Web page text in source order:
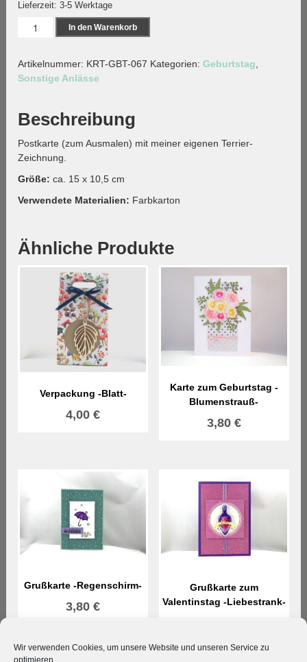
Wir verwenden Cookies, um unsere Website und unseren Service zu
optimieren.
Lieferzeit:3-5 Werktage
Postkarte
Terrier-
Menge
In den Warenkorb
Artikelnummer: KRT-GBT-067 Kategorien:Geburtstag
Sonstige Anlässe
Beschreibung
Postkarte (zum Ausmalen) mit meiner eigenen Terrier-
Zeichnung.
Größe: ca. 15 x 10,5 cm
Verwendete Materialien: Farbkarton
Ähnliche Produkte
Verpackung -Blatt-
4,00€
Karte zum Geburtstag -
Blumenstrauß-
3,80 €
Grußkarte -Regenschirm-
3,80€
Grußkarte zum
Valentinstag -Liebestrank-